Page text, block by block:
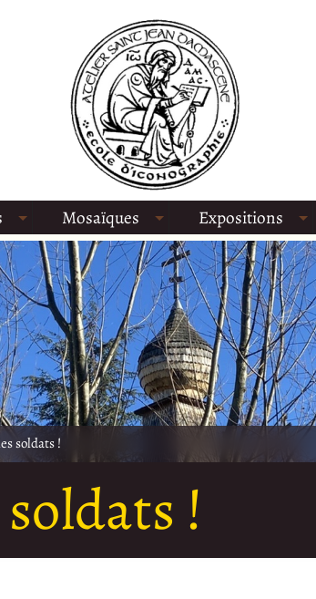
Mosaïques Expositions
soldats !
!